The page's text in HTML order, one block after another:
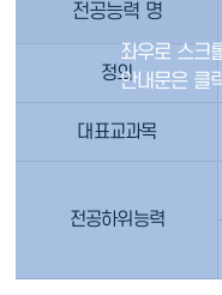
전공능력 명
정의
대표교과목
전공하위능력